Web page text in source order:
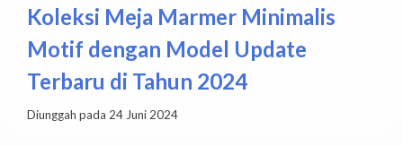
Koleksi Meja Marmer Minimalis
Motif dengan Model Update
Terbaru di Tahun 2024
Diunggah pada 24 Juni 2024